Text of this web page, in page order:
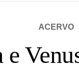
ACERVO